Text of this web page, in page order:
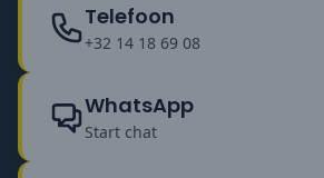
Telefoon
+32 14 18 69 08
WhatsApp
Start chat